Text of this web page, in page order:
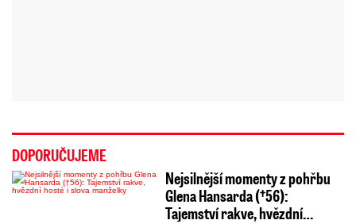
DOPORUČUJEME
Nejsilnější momenty z pohřbu
Glena Hansarda (†56):
Tajemství rakve, hvězdní…